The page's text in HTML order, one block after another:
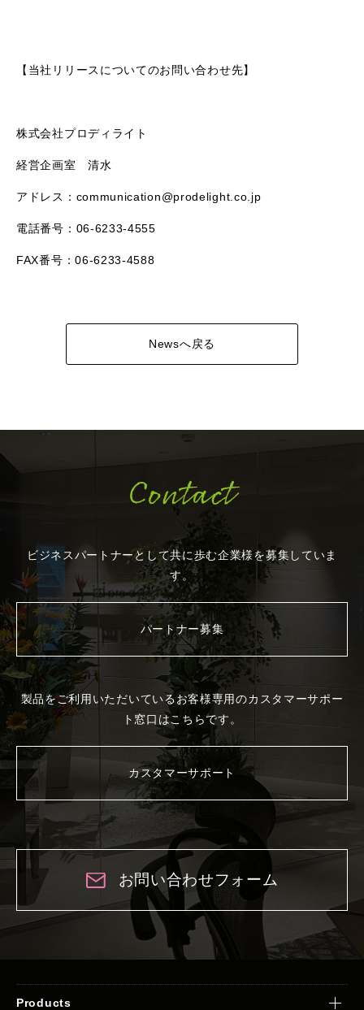
【当社リリースについてのお問い合わせ先】
株式会社プロディライト
経営企画室 清水
アドレス：communication@prodelight.co.jp
電話番号：06-6233-4555
FAX番号：06-6233-4588
Newsへ戻る
Contact
ビジネスパートナーとして共に歩む企業様を募集していま
す。
パートナー募集
製品をご利用いただいているお客様専用のカスタマーサポー
ト窓口はこちらです。
カスタマーサポート
お問い合わせフォーム
Products